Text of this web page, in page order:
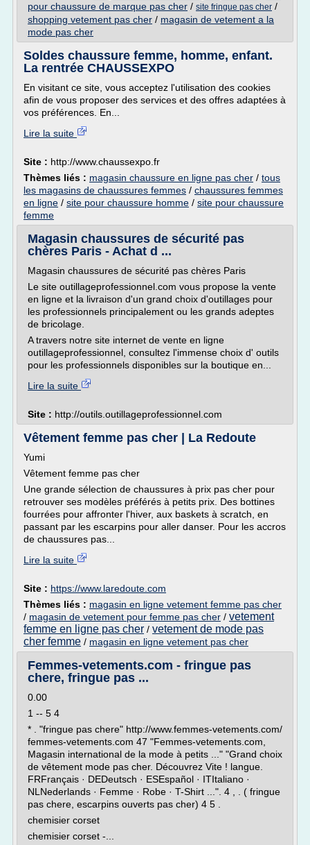
pour chaussure de marque pas cher / site fringue pas cher /
shopping vetement pas cher / magasin de vetement a la
mode pas cher
Soldes chaussure femme, homme, enfant.
La rentrée CHAUSSEXPO
En visitant ce site, vous acceptez l'utilisation des cookies
afin de vous proposer des services et des offres adaptées à
vos préférences. En...
Lire la suite
Site : http://www.chaussexpo.fr
Thèmes liés : magasin chaussure en ligne pas cher / tous
les magasins de chaussures femmes / chaussures femmes
en ligne / site pour chaussure homme / site pour chaussure
femme
Magasin chaussures de sécurité pas
chères Paris - Achat d ...
Magasin chaussures de sécurité pas chères Paris
Le site outillageprofessionnel.com vous propose la vente
en ligne et la livraison d'un grand choix d'outillages pour
les professionnels principalement ou les grands adeptes
de bricolage.
A travers notre site internet de vente en ligne
outillageprofessionnel, consultez l'immense choix d' outils
pour les professionnels disponibles sur la boutique en...
Lire la suite
Site : http://outils.outillageprofessionnel.com
Vêtement femme pas cher | La Redoute
Yumi
Vêtement femme pas cher
Une grande sélection de chaussures à prix pas cher pour
retrouver ses modèles préférés à petits prix. Des bottines
fourrées pour affronter l'hiver, aux baskets à scratch, en
passant par les escarpins pour aller danser. Pour les accros
de chaussures pas...
Lire la suite
Site : https://www.laredoute.com
Thèmes liés : magasin en ligne vetement femme pas cher
/ magasin de vetement pour femme pas cher / vetement
femme en ligne pas cher / vetement de mode pas
cher femme / magasin en ligne vetement pas cher
Femmes-vetements.com - fringue pas
chere, fringue pas ...
0.00
1 -- 5 4
* . "fringue pas chere" http://www.femmes-vetements.com/
femmes-vetements.com 47 "Femmes-vetements.com,
Magasin international de la mode à petits ..." "Grand choix
de vêtement mode pas cher. Découvrez Vite ! langue.
FRFrançais · DEDeutsch · ESEspañol · ITItaliano ·
NLNederlands · Femme · Robe · T-Shirt ...". 4 , . ( fringue
pas chere, escarpins ouverts pas cher) 4 5 .
chemisier corset
chemisier corset -...